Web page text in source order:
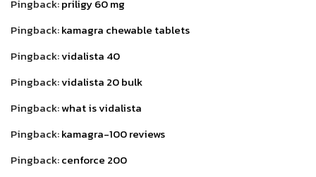
Pingback:priligy 60 mg
Pingback:kamagra chewable tablets
Pingback:vidalista 40
Pingback:vidalista 20 bulk
Pingback:what is vidalista
Pingback:kamagra-100 reviews
Pingback:cenforce 200